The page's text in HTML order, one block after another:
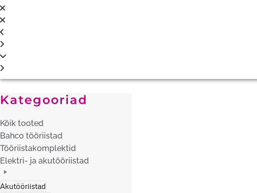
Kategooriad
Kõik tooted
Bahco tööriistad
Tööriistakomplektid
Elektri- ja akutööriistad
Akutööriistad